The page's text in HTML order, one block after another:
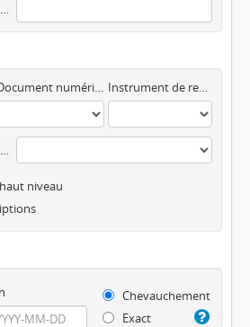
Description de haut niveau
Document numérique disponible Instrument de recherche
Statut des droits d'auteur
niveau
Chevauchement
Exact